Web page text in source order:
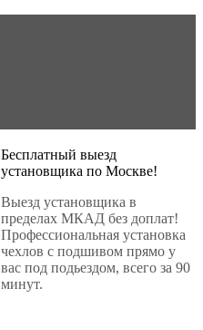
Бесплатный выезд
установщика по Москве!
Выезд установщика в
пределах МКАД без доплат!
Профессиональная установка
чехлов с подшивом прямо у
вас под подьездом, всего за 90
минут.